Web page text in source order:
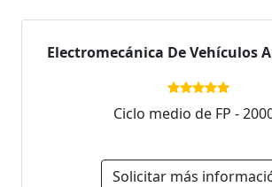
Electromecánica De Vehículos
Ciclo medio de FP -
Solicitar más